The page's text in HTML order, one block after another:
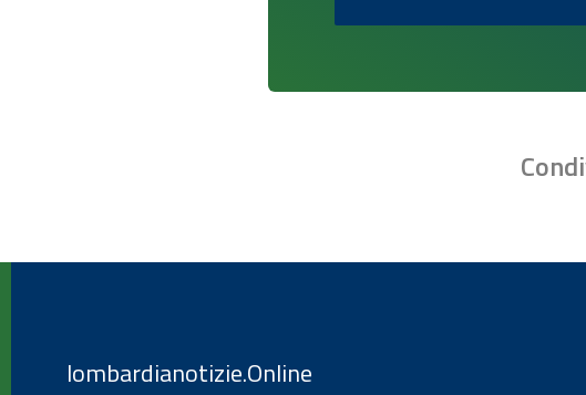
lombardianotizie.Online